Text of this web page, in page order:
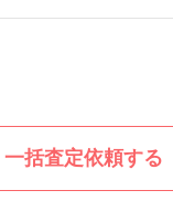
一括査定依頼する